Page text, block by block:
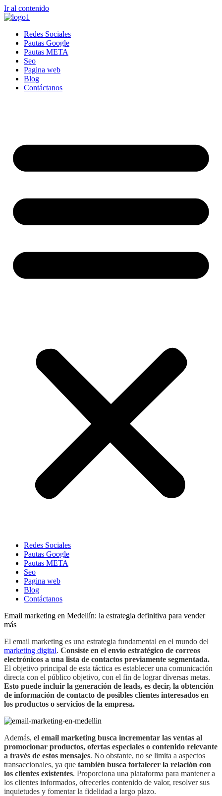
Ir al contenido
Redes Sociales
Pautas Google
Pautas META
Seo
Pagina web
Blog
Contáctanos
Redes Sociales
Pautas Google
Pautas META
Seo
Pagina web
Blog
Contáctanos
Email marketing en Medellín: la estrategia definitiva para vender
más
El email marketing es una estrategia fundamental en el mundo del
marketing digital. Consiste en el envío estratégico de correos
electrónicos a una lista de contactos previamente segmentada.
El objetivo principal de esta táctica es establecer una comunicación
directa con el público objetivo, con el fin de lograr diversas metas.
Esto puede incluir la generación de leads, es decir, la obtención
de información de contacto de posibles clientes interesados en
los productos o servicios de la empresa.
Además, el email marketing busca incrementar las ventas al
promocionar productos, ofertas especiales o contenido relevante
a través de estos mensajes. No obstante, no se limita a aspectos
transaccionales, ya que también busca fortalecer la relación con
los clientes existentes. Proporciona una plataforma para mantener a
los clientes informados, ofrecerles contenido de valor, resolver sus
inquietudes y fomentar la fidelidad a largo plazo.